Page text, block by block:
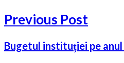
Previous Post
Bugetul instituției pe